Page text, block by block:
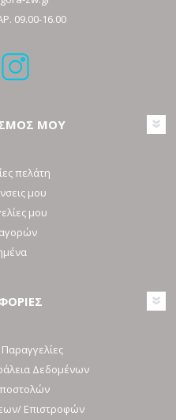
09.00-16.00
ΜΟΥ
πελάτη
μου
μου
Δεδομένων
Επιστροφών